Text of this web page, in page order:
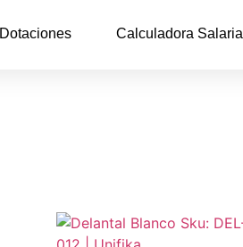
Dotaciones Calculadora Salarial